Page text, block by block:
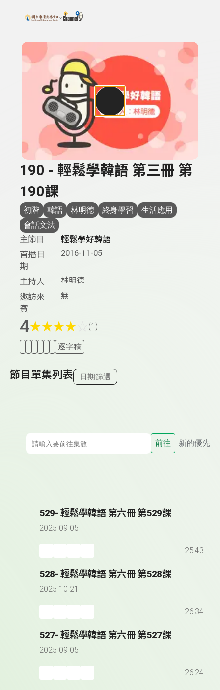
上方功能區塊
搜尋關鍵字：可輸入節目名稱、主持人或關鍵字
190 - 輕鬆學韓語 第三冊 第
190課
初階 韓語 林明德 終身學習
生活應用
會話文法
主節目
輕鬆學好韓語
首播日
期
2016-11-05
主持人 林明德
邀訪來
賓
無
4★★★★ (1)
逐字稿
節目單集列表 日期篩選
前往 新的優先
529- 輕鬆學韓語 第六冊 第529課
2025-09-05
25:43
528- 輕鬆學韓語 第六冊 第528課
2025-10-21
26:34
527- 輕鬆學韓語 第六冊 第527課
2025-09-05
26:24